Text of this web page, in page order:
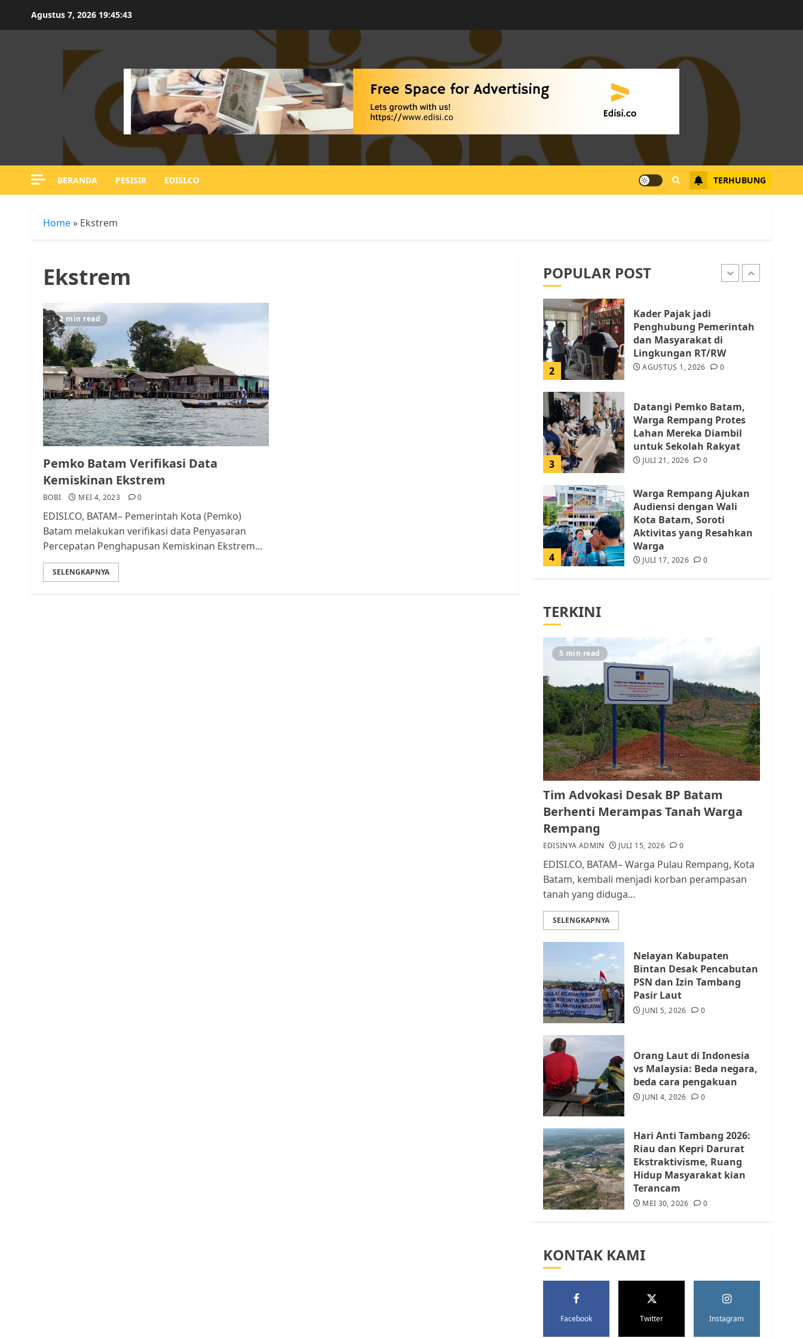
Agustus 7, 2026 19:45:44
BERANDA PESISIR EDISI.CO TERHUBUNG
Home » Ekstrem
Ekstrem
2 min read
Pemko Batam Verifikasi Data
Kemiskinan Ekstrem
BOBI MEI 4, 2023 0
EDISI.CO, BATAM– Pemerintah Kota (Pemko)
Batam melakukan verifikasi data Penyasaran
Percepatan Penghapusan Kemiskinan Ekstrem...
SELENGKAPNYA
POPULAR POST
Warga Rempang Ajukan
Kota Batam, Soroti
Aktivitas yang Resahkan
0
Batam Berhenti
Merampas Tanah Warga
Rempang
JULI 15, 2026
1 AGUSTUS 1, 2026
2
Kader Pajak jadi
Penghubung Pemerintah
dan Masyarakat di
Lingkungan RT/RW
AGUSTUS 1, 2026 0
3
Datangi Pemko Batam,
Warga Rempang Protes
Lahan Mereka Diambil
untuk Sekolah Rakyat
JULI 21, 2026 0
4
Warga Rempang Ajukan
Audiensi dengan Wali
Kota Batam, Soroti
Aktivitas yang Resahkan
Warga
JULI 17, 2026 0
5 JULI 15, 2026
1
Pemko Batam Tegaskan
RT dan RW bukan Petugas
Pendataan dan
Pemungutan Pajak
AGUSTUS 1, 2026 0
2
Kader Pajak jadi
Penghubung Pemerintah
dan Masyarakat di
Lingkungan RT/RW
3
Datangi Pemko Batam,
Warga Rempang Protes
Lahan Mereka Diambil
4
Warga Rempang Ajukan
Audiensi dengan Wali
Kota Batam, Soroti
Aktivitas yang Resahkan
Warga
5
Tim Advokasi Desak BP
Batam Berhenti
Merampas Tanah Warga
Rempang
TERKINI
5 min read
Tim Advokasi Desak BP Batam
Berhenti Merampas Tanah Warga
Rempang
EDISINYA ADMIN JULI 15, 2026 0
EDISI.CO, BATAM– Warga Pulau Rempang, Kota
Batam, kembali menjadi korban perampasan
tanah yang diduga...
SELENGKAPNYA
Nelayan Kabupaten
Bintan Desak Pencabutan
PSN dan Izin Tambang
Pasir Laut
JUNI 5, 2026 0
Orang Laut di Indonesia
vs Malaysia: Beda negara,
beda cara pengakuan
JUNI 4, 2026 0
Hari Anti Tambang 2026:
Riau dan Kepri Darurat
Ekstraktivisme, Ruang
Hidup Masyarakat kian
Terancam
MEI 30, 2026 0
KONTAK KAMI
Facebook Twitter Instagram